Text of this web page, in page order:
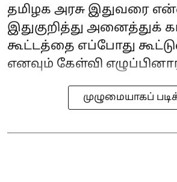
தமிழக அரசு இதுவரை
இதுகுறித்து அனைத்துக்
கூட்டத்தை எப்போது
எனவும் கேள்வி
முழுமையாகப்